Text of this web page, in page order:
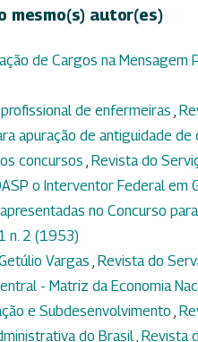
mesmo(s) autor(es)
de Cargos na Mensagem
de enfermeiras ,
apuração de antiguidade de
concursos , Revista do
o Interventor Federal em
no Concurso
n. 2 (1953)
Vargas , Revista do
- Matriz da Economia
e Subdesenvolvimento ,
do Brasil, Revista